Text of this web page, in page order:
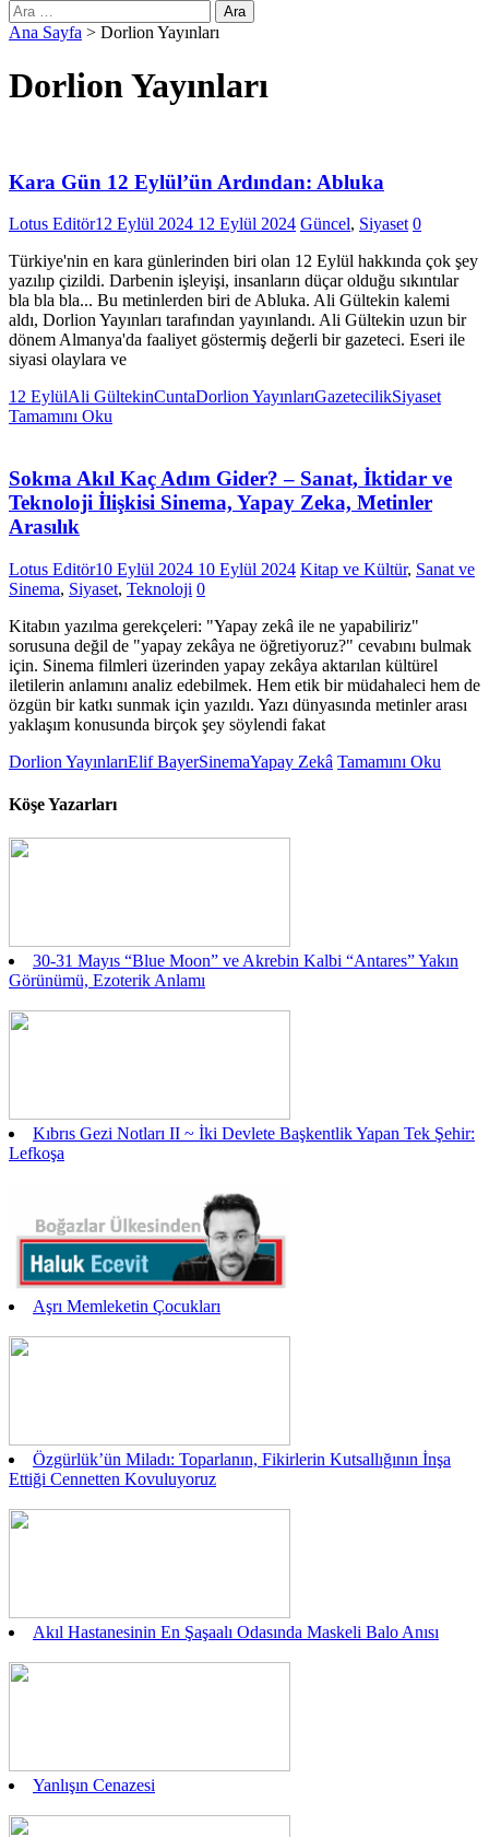
Arama:
Ana Sayfa > Dorlion Yayınları
Dorlion Yayınları
Kara Gün 12 Eylül’ün Ardından: Abluka
Lotus Editör12 Eylül 2024 12 Eylül 2024 Güncel, Siyaset 0
Türkiye'nin en kara günlerinden biri olan 12 Eylül hakkında çok şey
yazılıp çizildi. Darbenin işleyişi, insanların düçar olduğu sıkıntılar
bla bla bla... Bu metinlerden biri de Abluka. Ali Gültekin kalemi
aldı, Dorlion Yayınları tarafından yayınlandı. Ali Gültekin uzun bir
dönem Almanya'da faaliyet göstermiş değerli bir gazeteci. Eseri ile
siyasi olaylara ve
12 EylülAli GültekinCuntaDorlion YayınlarıGazetecilikSiyaset
Tamamını Oku
Sokma Akıl Kaç Adım Gider? – Sanat, İktidar ve
Teknoloji İlişkisi Sinema, Yapay Zeka, Metinler
Arasılık
Lotus Editör10 Eylül 2024 10 Eylül 2024 Kitap ve Kültür, Sanat ve
Sinema, Siyaset, Teknoloji 0
Kitabın yazılma gerekçeleri: "Yapay zekâ ile ne yapabiliriz"
sorusuna değil de "yapay zekâya ne öğretiyoruz?" cevabını bulmak
için. Sinema filmleri üzerinden yapay zekâya aktarılan kültürel
iletilerin anlamını analiz edebilmek. Hem etik bir müdahaleci hem de
özgün bir katkı sunmak için yazıldı. Yazı dünyasında metinler arası
yaklaşım konusunda birçok şey söylendi fakat
Dorlion YayınlarıElif BayerSinemaYapay Zekâ Tamamını Oku
Köşe Yazarları
30-31 Mayıs “Blue Moon” ve Akrebin Kalbi “Antares” Yakın
Görünümü, Ezoterik Anlamı
Kıbrıs Gezi Notları II ~ İki Devlete Başkentlik Yapan Tek Şehir:
Lefkoşa
Aşrı Memleketin Çocukları
Özgürlük’ün Miladı: Toparlanın, Fikirlerin Kutsallığının İnşa
Ettiği Cennetten Kovuluyoruz
Akıl Hastanesinin En Şaşaalı Odasında Maskeli Balo Anısı
Yanlışın Cenazesi